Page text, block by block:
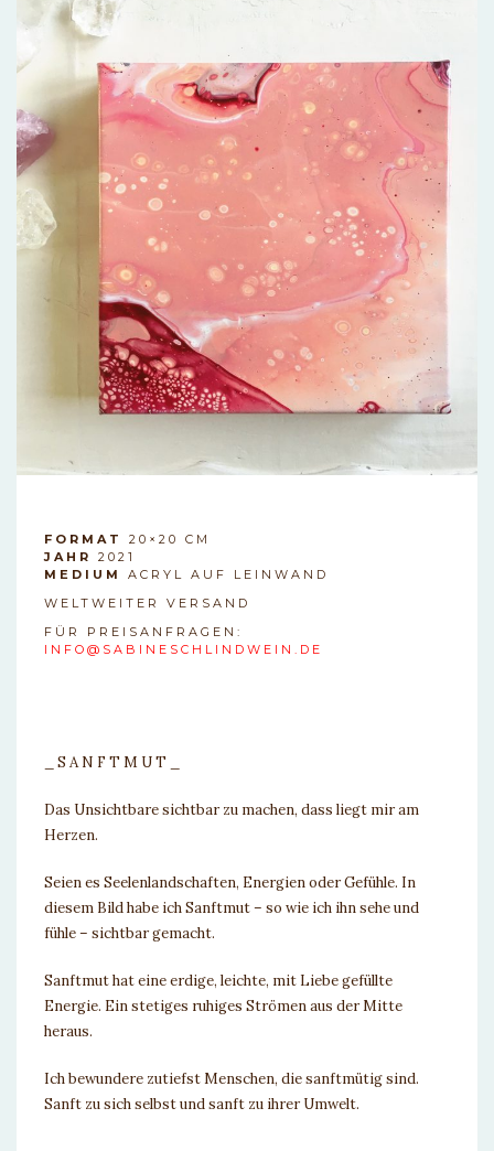
FORMAT
20×20 CM
JAHR
2021
MEDIUM
ACRYL AUF LEINWAND
WELTWEITER VERSAND
FÜR PREISANFRAGEN:
INFO@SABINESCHLINDWEIN.DE
_ S A N F T M U T _
Das Unsichtbare sichtbar zu machen, dass liegt mir am
Herzen.
Seien es Seelenlandschaften, Energien oder Gefühle. In
diesem Bild habe ich Sanftmut – so wie ich ihn sehe und
fühle – sichtbar gemacht.
Sanftmut hat eine erdige, leichte, mit Liebe gefüllte
Energie. Ein stetiges ruhiges Strömen aus der Mitte
heraus.
Ich bewundere zutiefst Menschen, die sanftmütig sind.
Sanft zu sich selbst und sanft zu ihrer Umwelt.